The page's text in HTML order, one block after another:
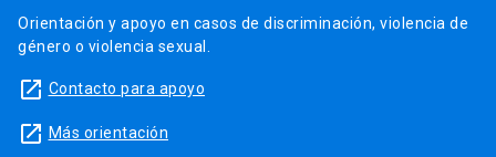
Orientación y apoyo en casos de discriminación, violencia de
género o violencia sexual.
launch Contacto para apoyo
launch Más orientación